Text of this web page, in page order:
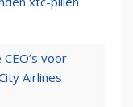
voor
Airlines